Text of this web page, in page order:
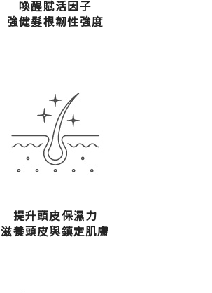
喚醒賦活因子
強健髮根韌性強度
提升頭皮保濕力
滋養頭皮與鎮定肌膚